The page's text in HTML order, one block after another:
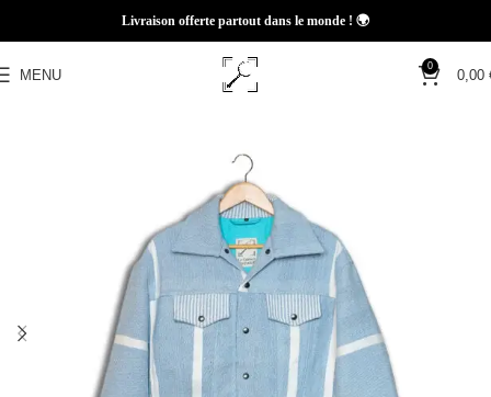
Livraison offerte partout dans le monde ! 🌍
MENU
0
0,00
Home COLLECTIONS TRAME BELDI Capsule 1.1 (PASTEL)